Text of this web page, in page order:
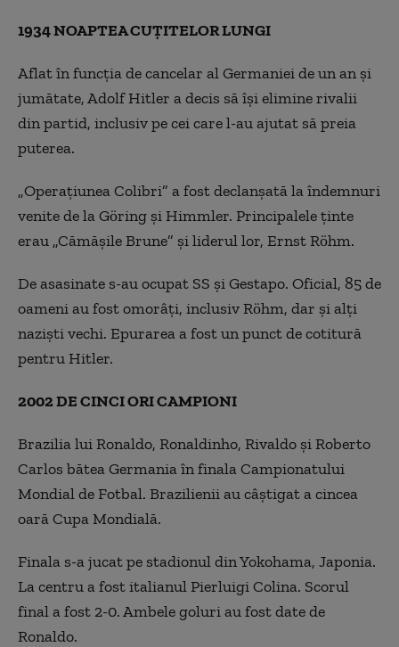
1934 NOAPTEA CUȚITELOR LUNGI
Aflat în funcția de cancelar al Germaniei de un an și
jumătate, Adolf Hitler a decis să își elimine rivalii
din partid, inclusiv pe cei care l-au ajutat să preia
puterea.
„Operațiunea Colibri” a fost declanșată la îndemnuri
venite de la Göring și Himmler. Principalele ținte
erau „Cămășile Brune” și liderul lor, Ernst Röhm.
De asasinate s-au ocupat SS și Gestapo. Oficial, 85 de
oameni au fost omorâți, inclusiv Röhm, dar și alți
naziști vechi. Epurarea a fost un punct de cotitură
pentru Hitler.
2002 DE CINCI ORI CAMPIONI
Brazilia lui Ronaldo, Ronaldinho, Rivaldo și Roberto
Carlos bătea Germania în finala Campionatului
Mondial de Fotbal. Brazilienii au câștigat a cincea
oară Cupa Mondială.
Finala s-a jucat pe stadionul din Yokohama, Japonia.
La centru a fost italianul Pierluigi Colina. Scorul
final a fost 2-0. Ambele goluri au fost date de
Ronaldo.